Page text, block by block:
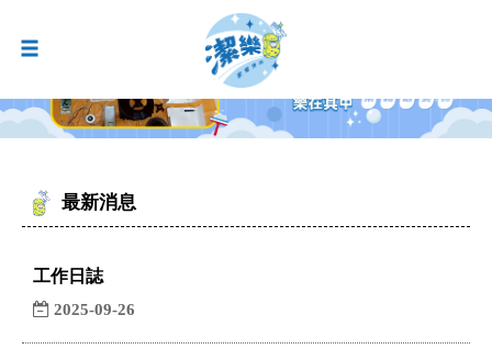
最新消息
工作日誌
2025-09-26